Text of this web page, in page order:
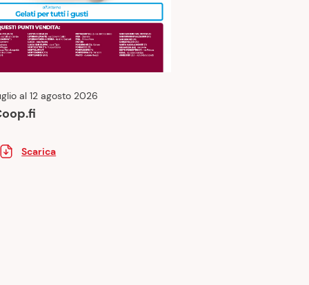
al 12 agosto 2026
Scarica